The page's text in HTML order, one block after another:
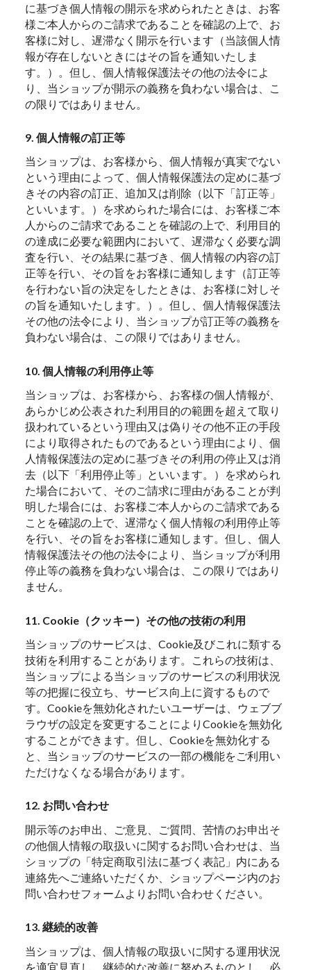
に基づき個人情報の開示を求められたときは、お客
様ご本人からのご請求であることを確認の上で、お
客様に対し、遅滞なく開示を行います（当該個人情
報が存在しないときにはその旨を通知いたしま
す。）。但し、個人情報保護法その他の法令によ
り、当ショップが開示の義務を負わない場合は、こ
の限りではありません。
9. 個人情報の訂正等
当ショップは、お客様から、個人情報が真実でない
という理由によって、個人情報保護法の定めに基づ
きその内容の訂正、追加又は削除（以下「訂正等」
といいます。）を求められた場合には、お客様ご本
人からのご請求であることを確認の上で、利用目的
の達成に必要な範囲内において、遅滞なく必要な調
査を行い、その結果に基づき、個人情報の内容の訂
正等を行い、その旨をお客様に通知します（訂正等
を行わない旨の決定をしたときは、お客様に対しそ
の旨を通知いたします。）。但し、個人情報保護法
その他の法令により、当ショップが訂正等の義務を
負わない場合は、この限りではありません。
10. 個人情報の利用停止等
当ショップは、お客様から、お客様の個人情報が、
あらかじめ公表された利用目的の範囲を超えて取り
扱われているという理由又は偽りその他不正の手段
により取得されたものであるという理由により、個
人情報保護法の定めに基づきその利用の停止又は消
去（以下「利用停止等」といいます。）を求められ
た場合において、そのご請求に理由があることが判
明した場合には、お客様ご本人からのご請求である
ことを確認の上で、遅滞なく個人情報の利用停止等
を行い、その旨をお客様に通知します。但し、個人
情報保護法その他の法令により、当ショップが利用
停止等の義務を負わない場合は、この限りではあり
ません。
11. Cookie（クッキー）その他の技術の利用
当ショップのサービスは、Cookie及びこれに類する
技術を利用することがあります。これらの技術は、
当ショップによる当ショップのサービスの利用状況
等の把握に役立ち、サービス向上に資するもので
す。Cookieを無効化されたいユーザーは、ウェブブ
ラウザの設定を変更することによりCookieを無効化
することができます。但し、Cookieを無効化する
と、当ショップのサービスの一部の機能をご利用い
ただけなくなる場合があります。
12. お問い合わせ
開示等のお申出、ご意見、ご質問、苦情のお申出そ
の他個人情報の取扱いに関するお問い合わせは、当
ショップの「特定商取引法に基づく表記」内にある
連絡先へご連絡いただくか、ショップページ内のお
問い合わせフォームよりお問い合わせください。
13. 継続的改善
当ショップは、個人情報の取扱いに関する運用状況
を適宜見直し、継続的な改善に努めるものとし、必